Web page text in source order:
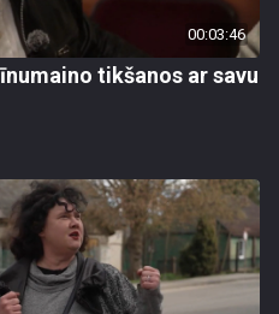
00:03:46
tikšanos ar savu